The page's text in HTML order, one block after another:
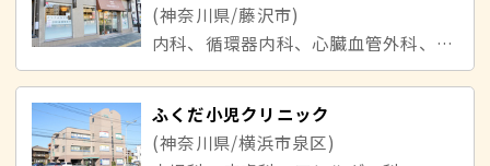
(神奈川県/藤沢市)
内科、循環器内科、心臓血管外科、美容皮膚科
ふくだ小児クリニック
(神奈川県/横浜市泉区)